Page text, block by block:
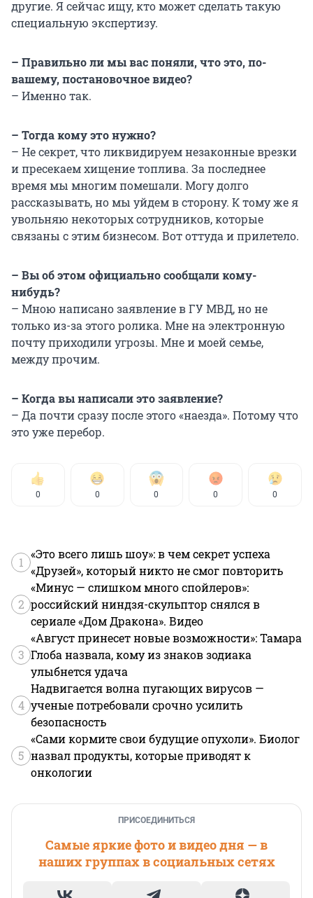
другие. Я сейчас ищу, кто может сделать такую
специальную экспертизу.
– Правильно ли мы вас поняли, что это, по-
вашему, постановочное видео?
– Именно так.
– Тогда кому это нужно?
– Не секрет, что ликвидируем незаконные врезки
и пресекаем хищение топлива. За последнее
время мы многим помешали. Могу долго
рассказывать, но мы уйдем в сторону. К тому же я
увольняю некоторых сотрудников, которые
связаны с этим бизнесом. Вот оттуда и прилетело.
– Вы об этом официально сообщали кому-
нибудь?
– Мною написано заявление в ГУ МВД, но не
только из-за этого ролика. Мне на электронную
почту приходили угрозы. Мне и моей семье,
между прочим.
– Когда вы написали это заявление?
– Да почти сразу после этого «наезда». Потому что
это уже перебор.
0 0 0 0 0
1
«Это всего лишь шоу»: в чем секрет успеха
«Друзей», который никто не смог повторить
2
«Минус — слишком много спойлеров»:
российский ниндзя-скульптор снялся в
сериале «Дом Дракона». Видео
3
«Август принесет новые возможности»: Тамара
Глоба назвала, кому из знаков зодиака
улыбнется удача
4
Надвигается волна пугающих вирусов —
ученые потребовали срочно усилить
безопасность
5
«Сами кормите свои будущие опухоли». Биолог
назвал продукты, которые приводят к
онкологии
ПРИСОЕДИНИТЬСЯ
Самые яркие фото и видео дня — в
наших группах в социальных сетях